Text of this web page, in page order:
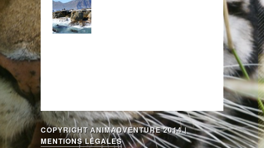
COPYRIGHT ANIMADVENTURE 2014 |
MENTIONS LÉGALES